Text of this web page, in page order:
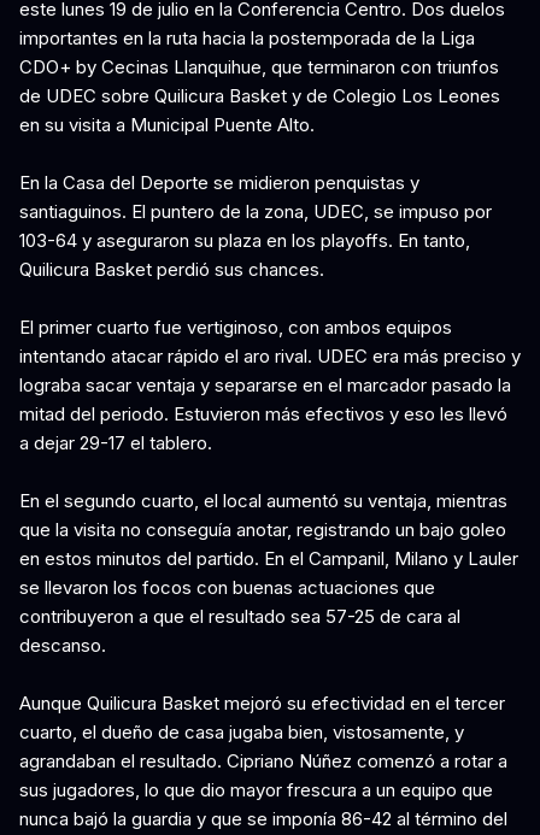
este lunes 19 de julio en la Conferencia Centro. Dos duelos
importantes en la ruta hacia la postemporada de la Liga
CDO+ by Cecinas Llanquihue, que terminaron con triunfos
de UDEC sobre Quilicura Basket y de Colegio Los Leones
en su visita a Municipal Puente Alto.
En la Casa del Deporte se midieron penquistas y
santiaguinos. El puntero de la zona, UDEC, se impuso por
103-64 y aseguraron su plaza en los playoffs. En tanto,
Quilicura Basket perdió sus chances.
El primer cuarto fue vertiginoso, con ambos equipos
intentando atacar rápido el aro rival. UDEC era más preciso y
lograba sacar ventaja y separarse en el marcador pasado la
mitad del periodo. Estuvieron más efectivos y eso les llevó
a dejar 29-17 el tablero.
En el segundo cuarto, el local aumentó su ventaja, mientras
que la visita no conseguía anotar, registrando un bajo goleo
en estos minutos del partido. En el Campanil, Milano y Lauler
se llevaron los focos con buenas actuaciones que
contribuyeron a que el resultado sea 57-25 de cara al
descanso.
Aunque Quilicura Basket mejoró su efectividad en el tercer
cuarto, el dueño de casa jugaba bien, vistosamente, y
agrandaban el resultado. Cipriano Núñez comenzó a rotar a
sus jugadores, lo que dio mayor frescura a un equipo que
nunca bajó la guardia y que se imponía 86-42 al término del